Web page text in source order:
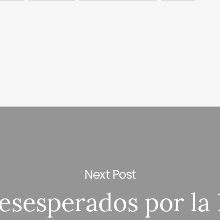
Next Post
por la